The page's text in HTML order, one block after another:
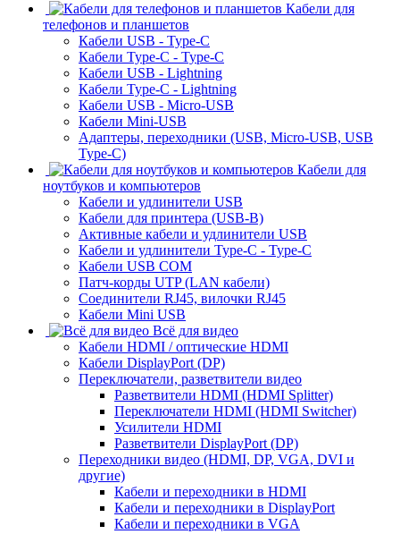
Кабели для
телефонов и планшетов
Кабели USB - Type-C
Кабели Type-C - Type-C
Кабели USB - Lightning
Кабели Type-C - Lightning
Кабели USB - Micro-USB
Кабели Mini-USB
Адаптеры, переходники (USB, Micro-USB, USB
Type-C)
Кабели для
ноутбуков и компьютеров
Кабели и удлинители USB
Кабели для принтера (USB-B)
Активные кабели и удлинители USB
Кабели и удлинители Type-C - Type-C
Кабели USB COM
Патч-корды UTP (LAN кабели)
Соединители RJ45, вилочки RJ45
Кабели Mini USB
Всё для видео
Кабели HDMI / оптические HDMI
Кабели DisplayPort (DP)
Переключатели, разветвители видео
Разветвители HDMI (HDMI Splitter)
Переключатели HDMI (HDMI Switcher)
Усилители HDMI
Разветвители DisplayPort (DP)
Переходники видео (HDMI, DP, VGA, DVI и
другие)
Кабели и переходники в HDMI
Кабели и переходники в DisplayPort
Кабели и переходники в VGA